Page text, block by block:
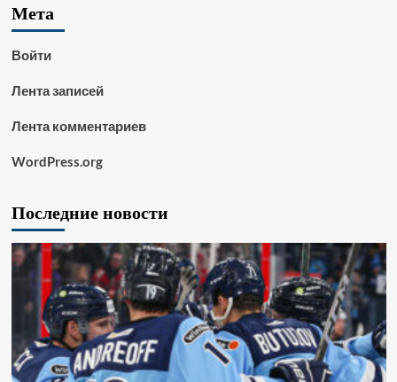
Мета
Войти
Лента записей
Лента комментариев
WordPress.org
Последние новости